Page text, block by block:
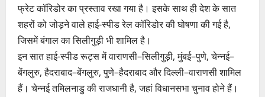
फ्रेट कॉरिडोर का प्रस्ताव रखा गया है। इसके साथ ही देश के सात
शहरों को जोड़ने वाले हाई-स्पीड रेल कॉरिडोर की घोषणा की गई है,
जिसमें बंगाल का सिलीगुड़ी भी शामिल है।
इन सात हाई-स्पीड रूट्स में वाराणसी–सिलीगुड़ी, मुंबई–पुणे, चेन्नई–
बेंगलुरु, हैदराबाद–बेंगलुरु, पुणे–हैदराबाद और दिल्ली–वाराणसी शामिल
हैं। चेन्नई तमिलनाडु की राजधानी है, जहां विधानसभा चुनाव होने हैं।